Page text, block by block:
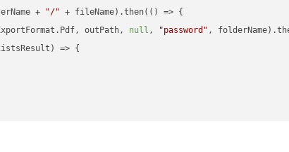
+ "/" + fileName).then( () => {
outPath, null , "password" ,
) => {